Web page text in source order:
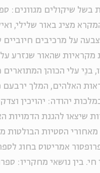
בשל שיקולים מגוונים:
מציג באור שלילי,
על מרכיבים חיוביים
מקראיות שהאור שנזרע
בנֵי עלי הכוהן
האלהים, המלך ירבעם
יהודה: יהויכין
שיצאו להגנת הדמויות
הסטיות הבולטות
אמריטוס בחוג
בין נושאי מחקריו: